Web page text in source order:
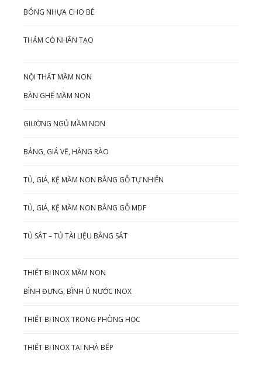
BÓNG NHỰA CHO BÉ
THẢM CỎ NHÂN TẠO
NỘI THẤT MẦM NON
BÀN GHẾ MẦM NON
GIƯỜNG NGỦ MẦM NON
BẢNG, GIÁ VẼ, HÀNG RÀO
TỦ, GIÁ, KỆ MẦM NON BẰNG GỖ TỰ NHIÊN
TỦ, GIÁ, KỆ MẦM NON BẰNG GỖ MDF
TỦ SẮT – TỦ TÀI LIỆU BẰNG SẮT
THIẾT BỊ INOX MẦM NON
BÌNH ĐỰNG, BÌNH Ủ NƯỚC INOX
THIẾT BỊ INOX TRONG PHÒNG HỌC
THIẾT BỊ INOX TẠI NHÀ BẾP